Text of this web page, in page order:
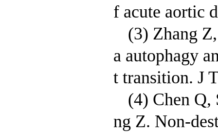
f acute aortic
(3) Zhang
a autophagy
t transition. J
(4) Chen Q,
ng Z. Non-